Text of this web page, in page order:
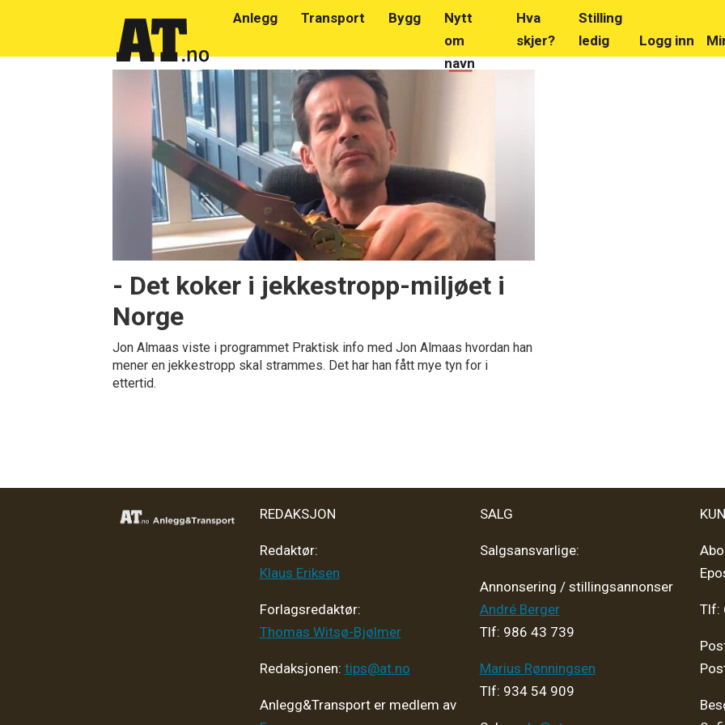
Anlegg Transport Bygg
Nytt
om
navn
Hva
skjer?
Stilling
ledig
Logg inn
spennbånd
- Det koker i jekkestropp-miljøet i
Norge
Jon Almaas viste i programmet Praktisk info med Jon Almaas hvordan han
mener en jekkestropp skal strammes. Det har han fått mye tyn for i
ettertid.
REDAKSJON
Redaktør:
Klaus Eriksen
Forlagsredaktør:
Thomas Witsø-Bjølmer
Redaksjonen: tips@at.no
Anlegg&Transport er medlem av
SALG
Salgsansvarlige:
Annonsering / stillingsannonser
André Berger
Tlf: 986 43 739
Marius Rønningsen
Tlf: 934 54 909
Tlf: